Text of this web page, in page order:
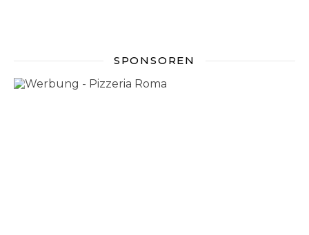
SPONSOREN